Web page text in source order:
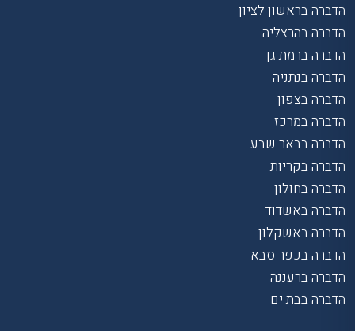
הדברה בראשון לציון
הדברה בהרצליה
הדברה ברמת גן
הדברה בנתניה
הדברה בצפון
הדברה במרכז
הדברה בבאר שבע
הדברה בקריות
הדברה בחולון
הדברה באשדוד
הדברה באשקלון
הדברה בכפר סבא
הדברה ברעננה
הדברה בבת ים